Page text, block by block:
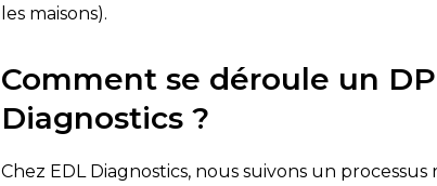
les maisons).
Comment se déroule un
Diagnostics ?
Chez EDL Diagnostics, nous suivons un